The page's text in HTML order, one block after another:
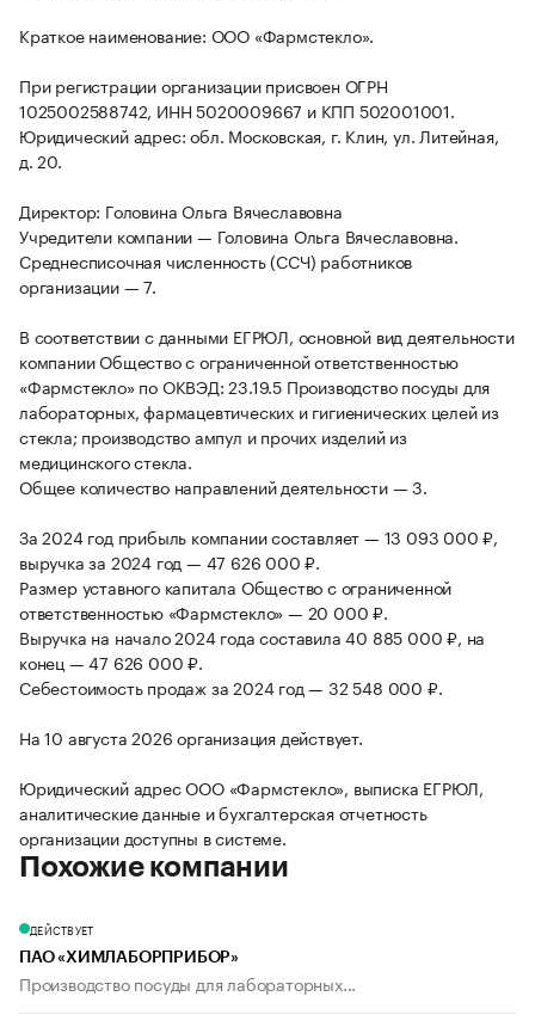
Краткое наименование: ООО «Фармстекло».
При регистрации организации присвоен ОГРН
1025002588742, ИНН 5020009667 и КПП 502001001.
Юридический адрес: обл. Московская, г. Клин, ул. Литейная,
д. 20.
Директор: Головина Ольга Вячеславовна
Учредители компании — Головина Ольга Вячеславовна.
Среднесписочная численность (ССЧ) работников
организации — 7.
В соответствии с данными ЕГРЮЛ, основной вид деятельности
компании Общество с ограниченной ответственностью
«Фармстекло» по ОКВЭД: 23.19.5 Производство посуды для
лабораторных, фармацевтических и гигиенических целей из
стекла; производство ампул и прочих изделий из
медицинского стекла.
Общее количество направлений деятельности — 3.
За 2024 год прибыль компании составляет — 13 093 000 ₽,
выручка за 2024 год — 47 626 000 ₽.
Размер уставного капитала Общество с ограниченной
ответственностью «Фармстекло» — 20 000 ₽.
Выручка на начало 2024 года составила 40 885 000 ₽, на
конец — 47 626 000 ₽.
Себестоимость продаж за 2024 год — 32 548 000 ₽.
На 10 августа 2026 организация действует.
Юридический адрес ООО «Фармстекло», выписка ЕГРЮЛ,
аналитические данные и бухгалтерская отчетность
организации доступны в системе.
Похожие компании
ДЕЙСТВУЕТ
ПАО «ХИМЛАБОРПРИБОР»
Производство посуды для лабораторных...